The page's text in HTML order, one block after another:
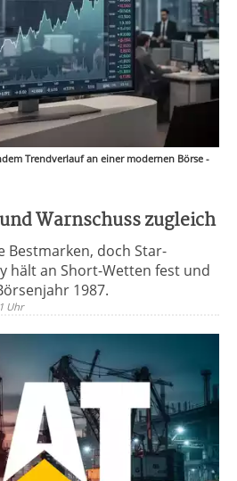
Trendverlauf an einer modernen Börse -
Warnschuss zugleich
Bestmarken, doch Star-
hält an Short-Wetten fest und
1987.
Uhr